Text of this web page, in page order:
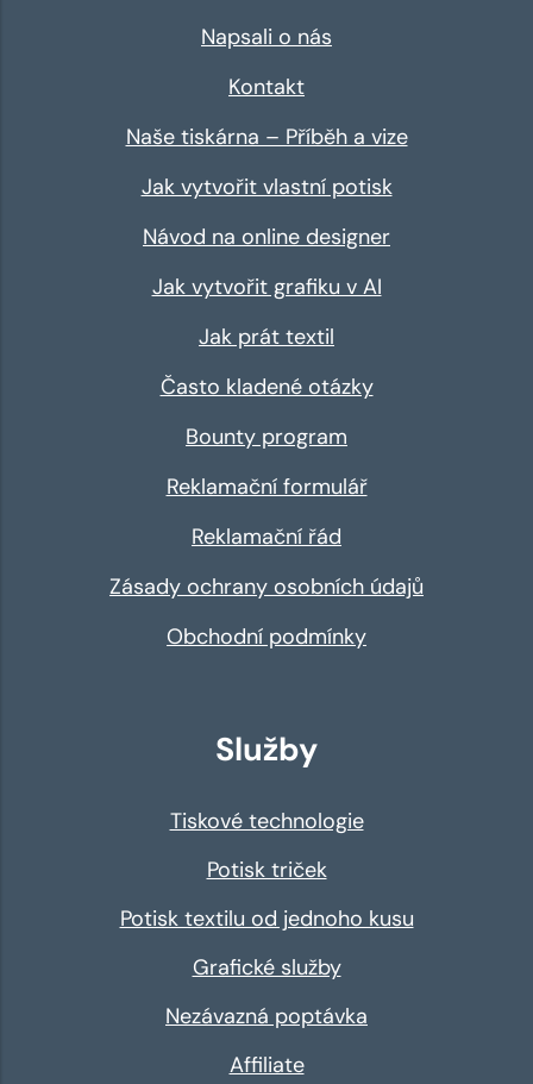
Napsali o nás
Kontakt
Naše tiskárna – Příběh a vize
Jak vytvořit vlastní potisk
Návod na online designer
Jak vytvořit grafiku v AI
Jak prát textil
Často kladené otázky
Bounty program
Reklamační formulář
Reklamační řád
Zásady ochrany osobních údajů
Obchodní podmínky
Služby
Tiskové technologie
Potisk triček
Potisk textilu od jednoho kusu
Grafické služby
Nezávazná poptávka
Affiliate